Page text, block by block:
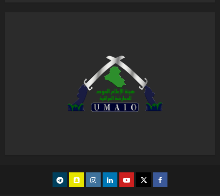
facebook
Twitter
youtube
Linkedin
instagram
snapchat
Telegram